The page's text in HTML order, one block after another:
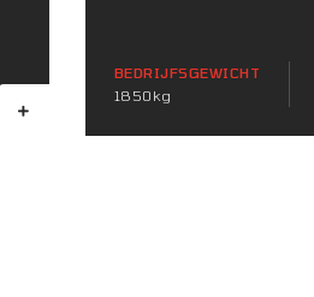
BEDRIJFSGEWICHT
1850kg